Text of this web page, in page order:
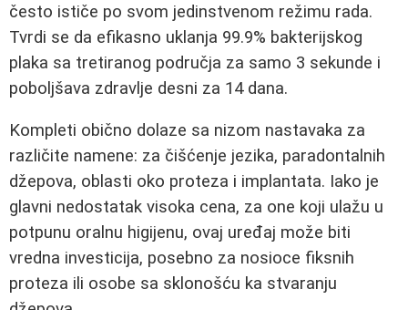
često ističe po svom jedinstvenom režimu rada.
Tvrdi se da efikasno uklanja 99.9% bakterijskog
plaka sa tretiranog područja za samo 3 sekunde i
poboljšava zdravlje desni za 14 dana.
Kompleti obično dolaze sa nizom nastavaka za
različite namene: za čišćenje jezika, paradontalnih
džepova, oblasti oko proteza i implantata. Iako je
glavni nedostatak visoka cena, za one koji ulažu u
potpunu oralnu higijenu, ovaj uređaj može biti
vredna investicija, posebno za nosioce fiksnih
proteza ili osobe sa sklonošću ka stvaranju